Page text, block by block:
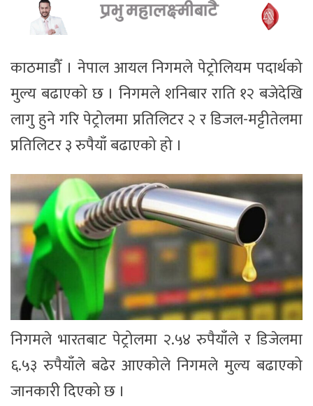
काठमाडौँ । नेपाल आयल निगमले पेट्रोलियम पदार्थको
मुल्य बढाएको छ । निगमले शनिबार राति १२ बजेदेखि
लागु हुने गरि पेट्रोलमा प्रतिलिटर २ र डिजल-मट्टीतेलमा
प्रतिलिटर ३ रुपैयाँ बढाएको हो ।
निगमले भारतबाट पेट्रोलमा २.५४ रुपैयाँले र डिजेलमा
६.५३ रुपैयाँले बढेर आएकोले निगमले मुल्य बढाएको
जानकारी दिएको छ ।